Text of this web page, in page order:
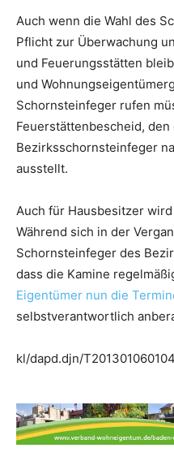
Auch wenn die Wahl des
Pflicht zur Überwachung
und Feuerungsstätten
und
Schornsteinfeger rufen
Feuerstättenbescheid,
Bezirksschornsteinfeger
ausstellt.
Auch für Hausbesitzer
Während sich in der
Schornsteinfeger des
dass die Kamine
Eigentümer nun die
selbstverantwortlich
kl/dapd.djn/